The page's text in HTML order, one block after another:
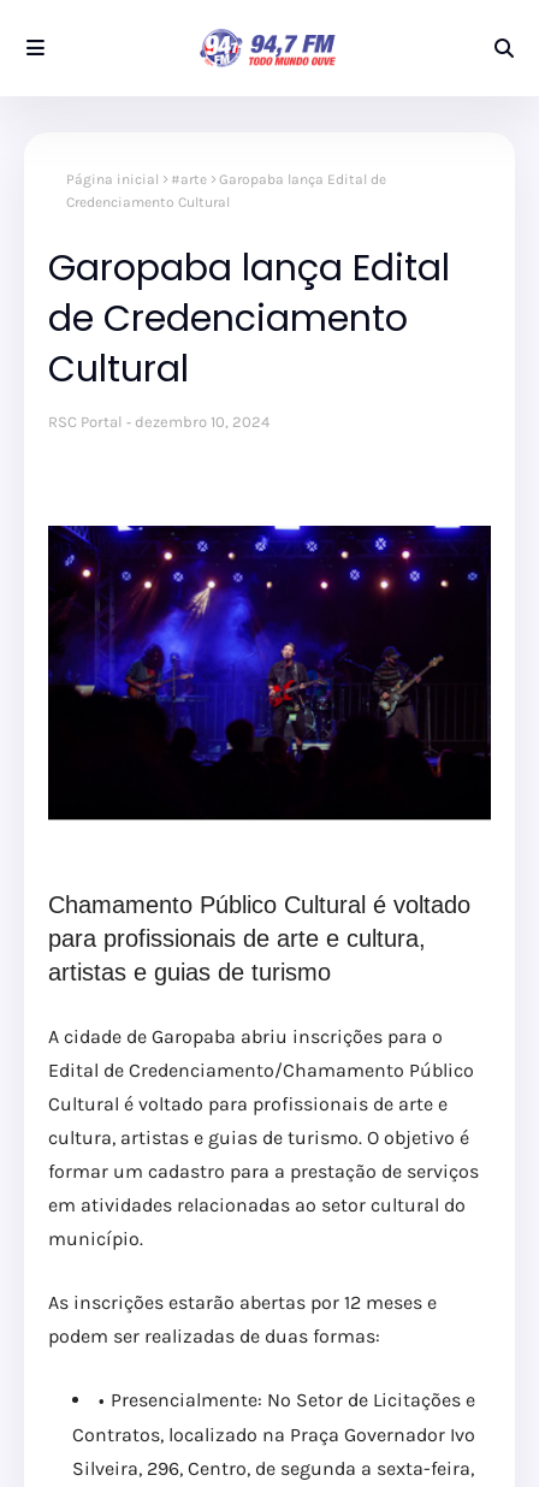
Página inicial #arte
Garopaba lança Edital de
Credenciamento Cultural
Garopaba lança Edital
de Credenciamento
Cultural
RSC Portal dezembro 10, 2024
Chamamento Público Cultural é voltado
para profissionais de arte e cultura,
artistas e guias de turismo
A cidade de Garopaba abriu inscrições para o
Edital de Credenciamento/Chamamento Público
Cultural é voltado para profissionais de arte e
cultura, artistas e guias de turismo. O objetivo é
formar um cadastro para a prestação de serviços
em atividades relacionadas ao setor cultural do
município.
As inscrições estarão abertas por 12 meses e
podem ser realizadas de duas formas:
Presencialmente: No Setor de Licitações e
Contratos, localizado na Praça Governador Ivo
Silveira, 296, Centro, de segunda a sexta-feira,